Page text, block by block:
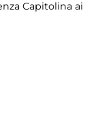
Capitolina ai